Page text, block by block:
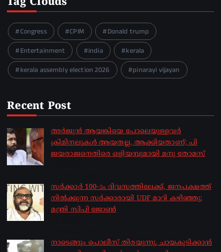
Congress CPIM
Donald trump
Entertainment
india
kerala
kerala assembly election 2026
pinarayi vijayan
Recent Post
അർജുൻ ആയങ്കിയെ പോലെയുള്ളവർ
ക്രിമിനലുകൾ ആയതല്ല, ആക്കിയതാണ്; പി
ജയരാജനെതിരെ ഒളിയമ്പുമായി മനു തോമസ്
സർക്കാർ 100-ാം ദിവസത്തിലേക്ക്, ജനപക്ഷത്ത്
നിൽക്കുന്ന സർക്കാരായി UDF മാറി കഴിഞ്ഞു;
മന്ത്രി സിപി ജോൺ
നാടെങ്ങും പൊലീസ് തിരയുന്നു, ചായകുടിക്കാൻ